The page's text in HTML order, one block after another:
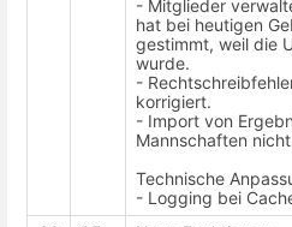
- Mitglieder
hat bei heutigen
gestimmt, weil die
wurde.
-
korrigiert.
- Import von
Mannschaften
Technische
- Logging bei